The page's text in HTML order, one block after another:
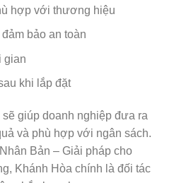
hợp với thương hiệu
bảo an toàn
gian
khi lắp đặt
giúp doanh nghiệp đưa ra
và phù hợp với ngân sách.
Bản – Giải pháp cho
Khánh Hòa chính là đối tác